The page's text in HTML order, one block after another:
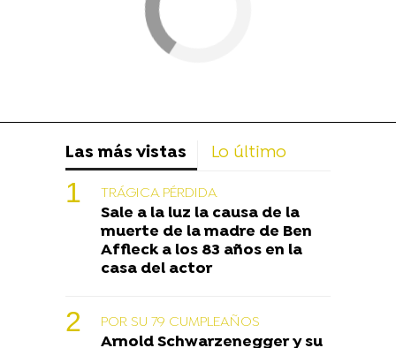
Las más vistas Lo último
TRÁGICA PÉRDIDA
Sale a la luz la causa de la
muerte de la madre de Ben
Affleck a los 83 años en la
casa del actor
POR SU 79 CUMPLEAÑOS
Arnold Schwarzenegger y su